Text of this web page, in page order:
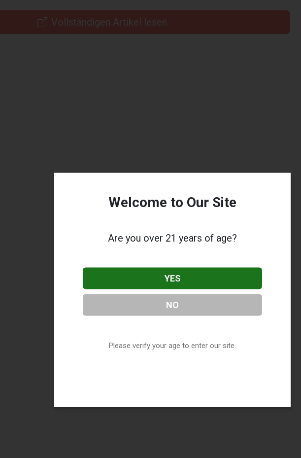
Vollständigen Artikel lesen
Welcome to Our Site
Are you over 21 years of age?
YES
NO
Please verify your age to enter our site.